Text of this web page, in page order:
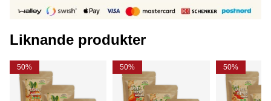
Liknande produkter
50% 50% 50%